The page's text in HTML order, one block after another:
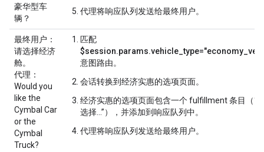
豪华型车
辆？
代理将响应队列发送给最终用户。
最终用户 ：
请选择经济
舱。
代理 ：
Would you
like the
Cymbal Car
or the
Cymbal
Truck?
匹配
意图路由。
会话转换到经济实惠的选项页面。
经济实惠的选项页面包含一个 fulfillment 条目（“
选择...”），并添加到响应队列中。
代理将响应队列发送给最终用户。